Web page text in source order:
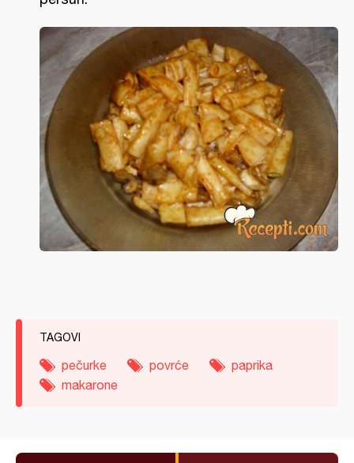
TAGOVI
pečurke povrće
paprika
makarone